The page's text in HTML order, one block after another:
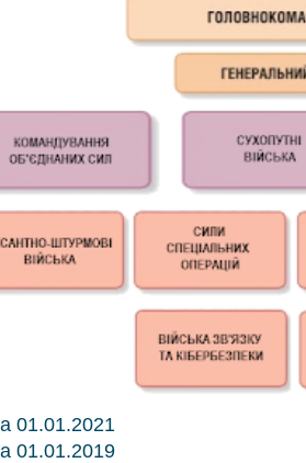
01.01.2021
01.01.2019